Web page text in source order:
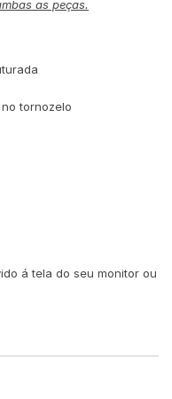
as peças.
tornozelo
á tela do seu monitor ou